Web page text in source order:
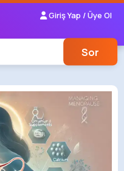
Giriş Yap / Üye Ol
Sor